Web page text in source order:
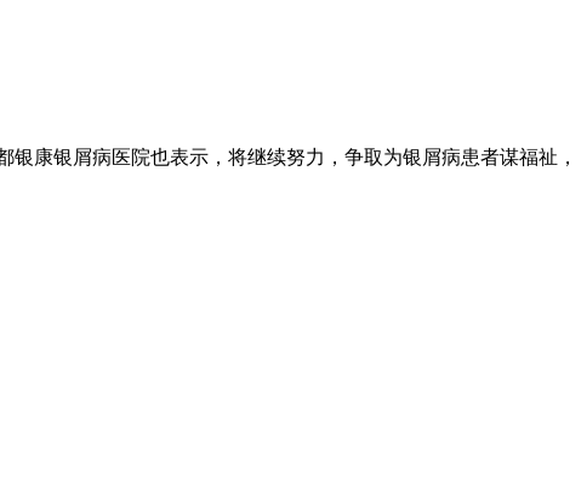
康银屑病医院也表示，将继续努力，争取为银屑病患者谋福祉，